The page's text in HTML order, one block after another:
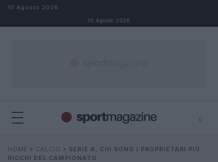
Salta al contenuto
10 Agosto 2026
10 Agosto 2026
⌕
Cerca
⌕
HOME » CALCIO » SERIE A, CHI SONO I PROPRIETARI PIÙ
RICCHI DEL CAMPIONATO